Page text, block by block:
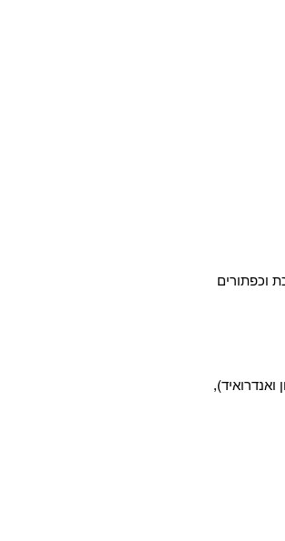
וכפתורים
ואנדרואיד),